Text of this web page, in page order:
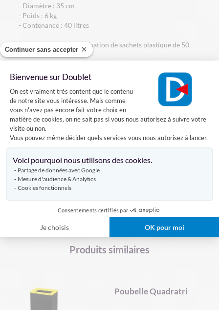
Continuer sans accepter
Bienvenue sur Doublet
Plateforme de Gestion du
On est vraiment très content que le contenu
de notre site vous intéresse. Mais comme
vous n'avez pas encore fait votre choix en
matière de cookies, on ne sait pas si vous nous autorisez à suivre votre
visite ou non.
Vous pouvez même décider quels services vous nous autorisez à lancer.
Voici pourquoi nous utilisons des cookies.
Partage de données avec Google
Mesure d'audience & Analytics
Cookies fonctionnels
Consentements certifiés par
Je choisis OK pour moi
- Diamètre : 35 cm
- Poids : 6 kg
- Contenance : 40 litres
Nous préconisons l'utilisation de sachets plastique de 50
Caractéristiques
Livraison
Avis clients
DÉCOUVREZ AUSSI
POUBELLE CENDRIER POUBELLE EXTERIEUR
POUBELLE D'INTÉRIEUR SUPPORTS DE SAC POUBELLE
Produits similaires
Poubelle Quadratri